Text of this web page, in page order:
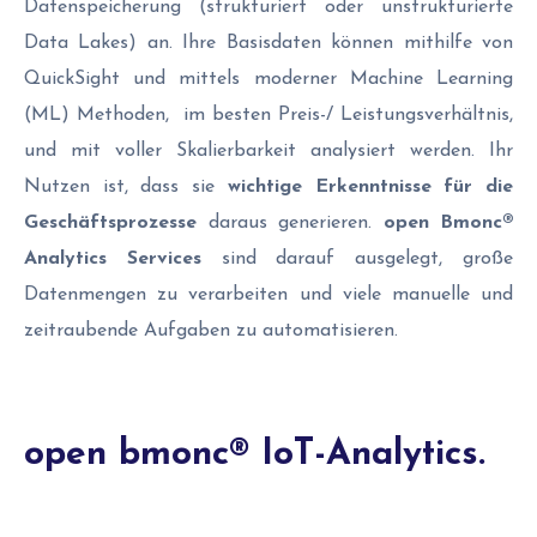
Datenspeicherung (strukturiert oder unstrukturierte
Data Lakes) an. Ihre Basisdaten können mithilfe von
QuickSight und mittels moderner Machine Learning
(ML) Methoden, im besten Preis-/ Leistungsverhältnis,
und mit voller Skalierbarkeit analysiert werden. Ihr
Nutzen ist, dass sie wichtige Erkenntnisse für die
Geschäftsprozesse daraus generieren. open Bmonc®
Analytics Services sind darauf ausgelegt, große
Datenmengen zu verarbeiten und viele manuelle und
zeitraubende Aufgaben zu automatisieren.
open bmonc® IoT-Analytics.